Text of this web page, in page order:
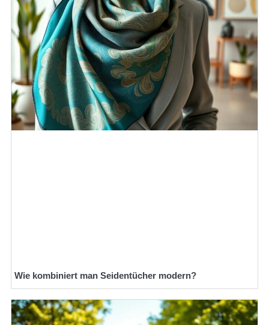
Wie kombiniert man Seidentücher modern?